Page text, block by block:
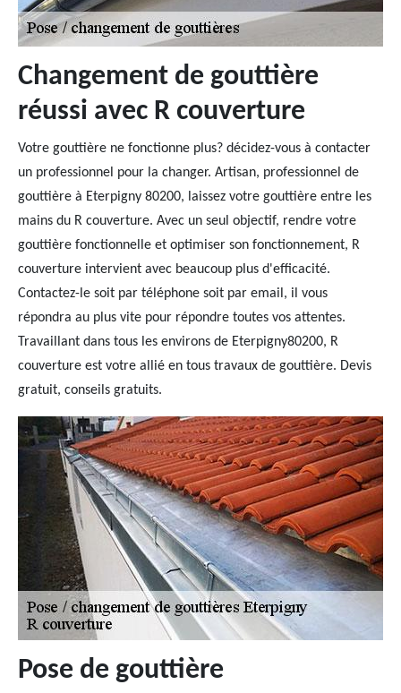
Changement de gouttière
réussi avec R couverture
Votre gouttière ne fonctionne plus? décidez-vous à contacter
un professionnel pour la changer. Artisan, professionnel de
gouttière à Eterpigny 80200, laissez votre gouttière entre les
mains du R couverture. Avec un seul objectif, rendre votre
gouttière fonctionnelle et optimiser son fonctionnement, R
couverture intervient avec beaucoup plus d'efficacité.
Contactez-le soit par téléphone soit par email, il vous
répondra au plus vite pour répondre toutes vos attentes.
Travaillant dans tous les environs de Eterpigny80200, R
couverture est votre allié en tous travaux de gouttière. Devis
gratuit, conseils gratuits.
Pose de gouttière